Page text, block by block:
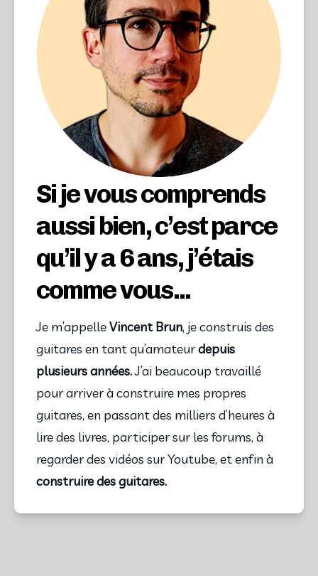
Si je vous comprends
aussi bien, c’est parce
qu’il y a 6 ans, j’étais
comme vous...
Je m’appelleVincent Brun, je construis des
guitares en tant qu’amateurdepuis
plusieurs années.J’ai beaucoup travaillé
pour arriver à construire mes propres
guitares, en passant des milliers d’heures à
lire des livres, participer sur les forums, à
regarder des vidéos sur Youtube, et enfin à
construire des guitares.